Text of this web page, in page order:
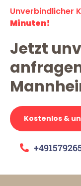
Unverbindlicher
Minuten!
Jetzt
Kostenlos &